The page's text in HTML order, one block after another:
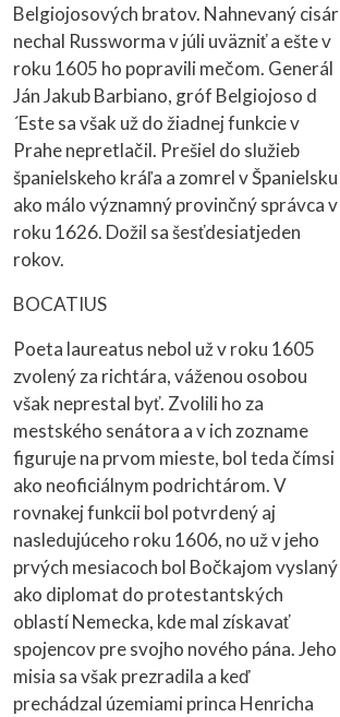
Belgiojosových bratov. Nahnevaný cisár
nechal Russworma v júli uväzniť a ešte v
roku 1605 ho popravili mečom. Generál
Ján Jakub Barbiano, gróf Belgiojoso d
´Este sa však už do žiadnej funkcie v
Prahe nepretlačil. Prešiel do služieb
španielskeho kráľa a zomrel v Španielsku
ako málo významný provinčný správca v
roku 1626. Dožil sa šesťdesiatjeden
rokov.
BOCATIUS
Poeta laureatus nebol už v roku 1605
zvolený za richtára, váženou osobou
však neprestal byť. Zvolili ho za
mestského senátora a v ich zozname
figuruje na prvom mieste, bol teda čímsi
ako neoficiálnym podrichtárom. V
rovnakej funkcii bol potvrdený aj
nasledujúceho roku 1606, no už v jeho
prvých mesiacoch bol Bočkajom vyslaný
ako diplomat do protestantských
oblastí Nemecka, kde mal získavať
spojencov pre svojho nového pána. Jeho
misia sa však prezradila a keď
prechádzal územiami princa Henricha